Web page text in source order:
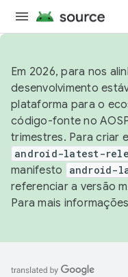
Em 2026, para nos
desenvolvimento
plataforma para o
código-fonte no
trimestres. Para criar
android-latest-
manifesto
android-
referenciar a versão
Para mais